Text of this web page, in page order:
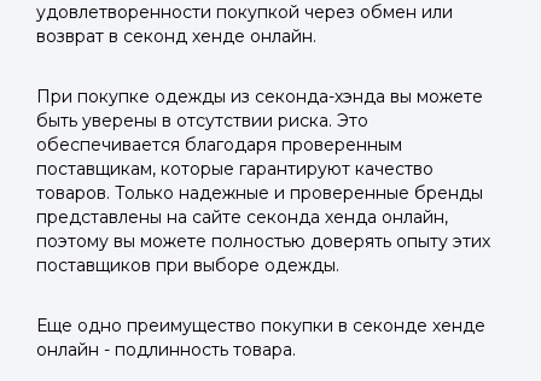
удовлетворенности покупкой через обмен или
возврат в секонд хенде онлайн.
При покупке одежды из секонда-хэнда вы можете
быть уверены в отсутствии риска. Это
обеспечивается благодаря проверенным
поставщикам, которые гарантируют качество
товаров. Только надежные и проверенные бренды
представлены на сайте секонда хенда онлайн,
поэтому вы можете полностью доверять опыту этих
поставщиков при выборе одежды.
Еще одно преимущество покупки в секонде хенде
онлайн - подлинность товара.